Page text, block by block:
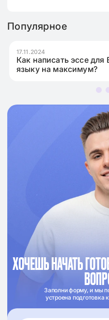
ХОЧЕШЬ НАЧАТЬ
Заполни форму, и мы
устроена подготовка
Популярное
17.11.2024
Как написать эссе для
языку на максимум?